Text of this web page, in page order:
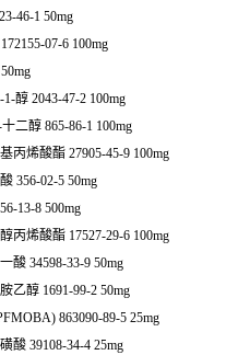
46-1 50mg
07-6 100mg
醇 2043-47-2 100mg
二醇 865-86-1 100mg
丙烯酸酯 27905-45-9 100mg
356-02-5 50mg
13-8 500mg
丙烯酸酯 17527-29-6 100mg
酸 34598-33-9 50mg
乙醇 1691-99-2 50mg
863090-89-5 25mg
酸 39108-34-4 25mg